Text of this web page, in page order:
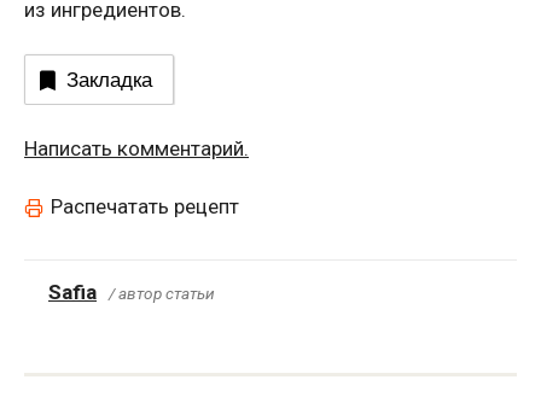
из ингредиентов.
Закладка
Написать комментарий.
Распечатать рецепт
Safia / автор статьи